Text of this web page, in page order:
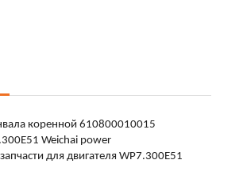
коренной 610800010015
Weichai power
для двигателя WP7.300E51